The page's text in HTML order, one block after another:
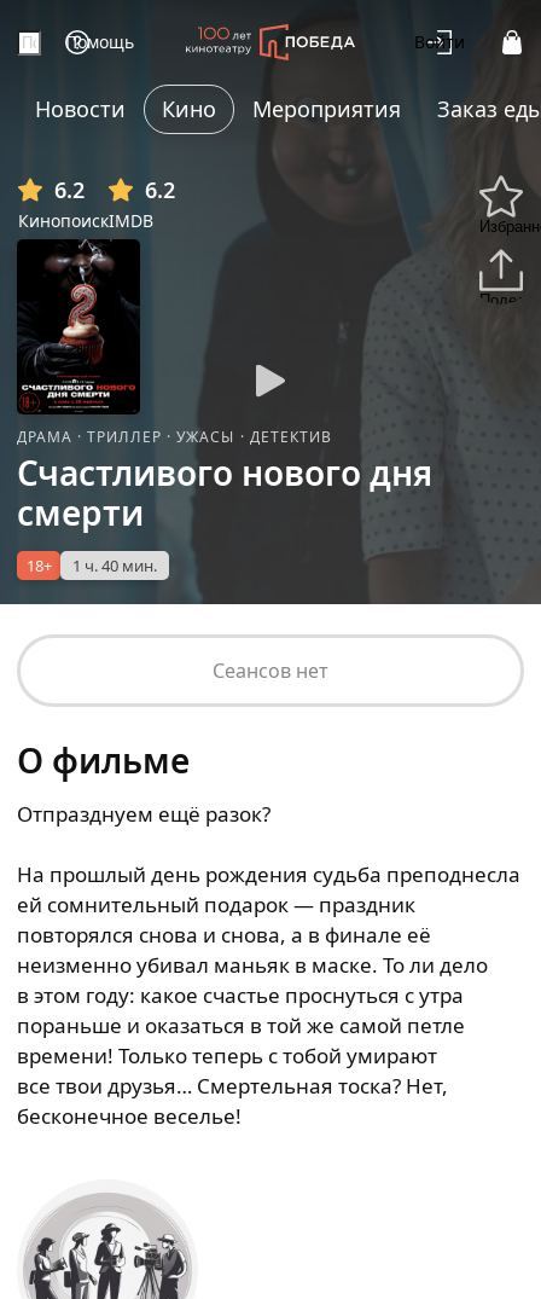
Помощь Войти
Новости Кино Мероприятия Заказ
6.2
Кинопоиск
6.2
IMDB
ДРАМА · ТРИЛЛЕР · УЖАСЫ · ДЕТЕКТИВ
Счастливого нового дня
смерти
18+ 1 ч. 40 мин.
Сеансов нет
О фильме
Отпразднуем ещё разок?
На прошлый день рождения судьба преподнесла
ей сомнительный подарок — праздник
повторялся снова и снова, а в финале её
неизменно убивал маньяк в маске. То ли дело
в этом году: какое счастье проснуться с утра
пораньше и оказаться в той же самой петле
времени! Только теперь с тобой умирают
все твои друзья… Смертельная тоска? Нет,
бесконечное веселье!